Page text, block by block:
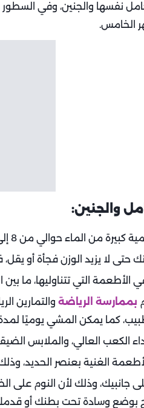
نفسها والجنين، وفي
الخامس.
والجنين:
من الماء حوالي من 8 إلى 10 أكواب.
حتى لا يزيد الوزن فجأة أو
الأطعمة التي تتناوليها، ما
بممارسة الرياضة والتمارين
كما يمكن المشي يوميًا
الكعب العالي، والملابس
الغنية بعنصر الحديد،
جانبيك، وذلك لأن النوم على
بوضع وسادة تحت بطنك أو